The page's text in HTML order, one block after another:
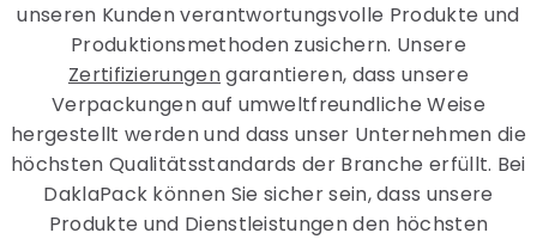
unseren Kunden verantwortungsvolle Produkte und
Produktionsmethoden zusichern. Unsere
Zertifizierungengarantieren, dass unsere
Verpackungen auf umweltfreundliche Weise
hergestellt werden und dass unser Unternehmen die
höchsten Qualitätsstandards der Branche erfüllt. Bei
DaklaPack können Sie sicher sein, dass unsere
Produkte und Dienstleistungen den höchsten